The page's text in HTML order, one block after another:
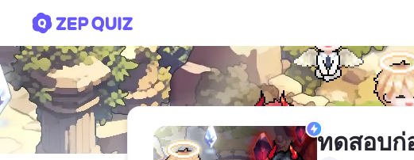
ทดสอบก่